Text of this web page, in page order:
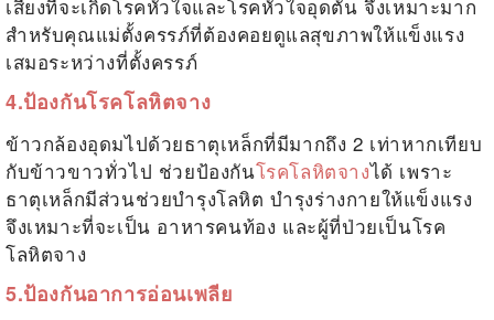
เสี่ยงที่จะเกิดโรคหัวใจและโรคหัวใจอุดตัน จึงเหมาะมาก
สำหรับคุณแม่ตั้งครรภ์ที่ต้องคอยดูแลสุขภาพให้แข็งแรง
เสมอระหว่างที่ตั้งครรภ์
4.ป้องกันโรคโลหิตจาง
ข้าวกล้องอุดมไปด้วยธาตุเหล็กที่มีมากถึง 2 เท่าหากเทียบ
กับข้าวขาวทั่วไป ช่วยป้องกันโรคโลหิตจางได้ เพราะ
ธาตุเหล็กมีส่วนช่วยบำรุงโลหิต บำรุงร่างกายให้แข็งแรง
จึงเหมาะที่จะเป็น อาหารคนท้อง และผู้ที่ป่วยเป็นโรค
โลหิตจาง
5.ป้องกันอาการอ่อนเพลีย